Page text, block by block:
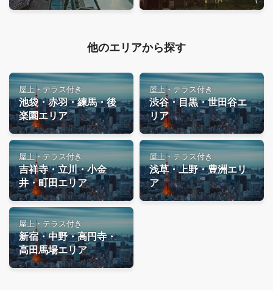
他のエリアから探す
屋上・テラス付き
池袋・赤羽・練馬・後
楽園エリア
屋上・テラス付き
渋谷・目黒・世田谷エ
リア
屋上・テラス付き
吉祥寺・立川・小金
井・町田エリア
屋上・テラス付き
浅草・上野・豊洲エリ
ア
屋上・テラス付き
新宿・中野・高円寺・
高田馬場エリア